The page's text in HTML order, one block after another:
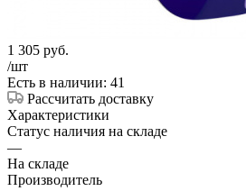
1 305 руб.
/шт
Есть в наличии: 41
Рассчитать доставку
Характеристики
Статус наличия на складе
—
На складе
Производитель